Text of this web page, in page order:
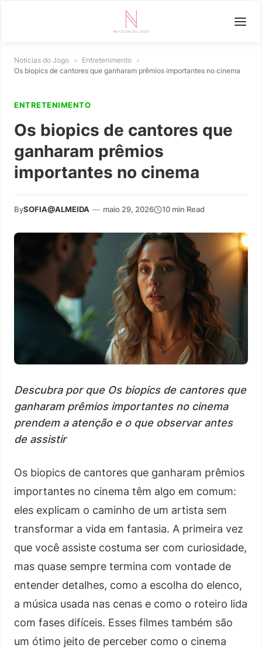
Notícias do Jogo » Entretenimento »
Os biopics de cantores que ganharam prêmios importantes no cinema
ENTRETENIMENTO
Os biopics de cantores que
ganharam prêmios
importantes no cinema
BySOFIA@ALMEIDA — maio 29, 2026 10 min Read
Descubra por que Os biopics de cantores que
ganharam prêmios importantes no cinema
prendem a atenção e o que observar antes
de assistir
Os biopics de cantores que ganharam prêmios
importantes no cinema têm algo em comum:
eles explicam o caminho de um artista sem
transformar a vida em fantasia. A primeira vez
que você assiste costuma ser com curiosidade,
mas quase sempre termina com vontade de
entender detalhes, como a escolha do elenco,
a música usada nas cenas e como o roteiro lida
com fases difíceis. Esses filmes também são
um ótimo jeito de perceber como o cinema